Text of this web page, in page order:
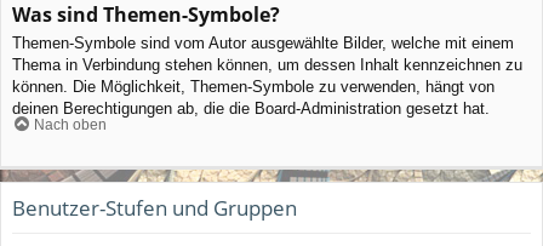
Was sind Themen-Symbole?
Themen-Symbole sind vom Autor ausgewählte Bilder, welche mit einem
Thema in Verbindung stehen können, um dessen Inhalt kennzeichnen zu
können. Die Möglichkeit, Themen-Symbole zu verwenden, hängt von
deinen Berechtigungen ab, die die Board-Administration gesetzt hat.
Nach oben
Benutzer-Stufen und Gruppen